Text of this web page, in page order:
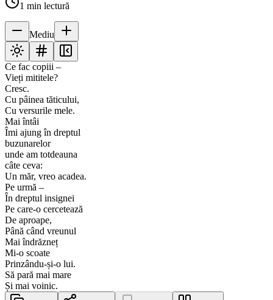
1 min lectură
Mediu
Ce fac copiii –
Vieți mititele?
Cresc.
Cu pâinea tăticului,
Cu versurile mele.
Mai întâi
Îmi ajung în dreptul
buzunarelor
unde am totdeauna
câte ceva:
Un măr, vreo acadea.
Pe urmă –
În dreptul insignei
Pe care-o cercetează
De aproape,
Până când vreunul
Mai îndrăzneț
Mi-o scoate
Prinzându-și-o lui.
Să pară mai mare
Și mai voinic.